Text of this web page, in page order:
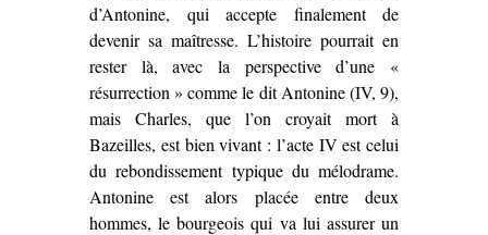
d’Antonine, qui accepte finalement de
devenir sa maîtresse. L’histoire pourrait en
rester là, avec la perspective d’une «
résurrection » comme le dit Antonine (IV, 9),
mais Charles, que l’on croyait mort à
Bazeilles, est bien vivant : l’acte IV est celui
du rebondissement typique du mélodrame.
Antonine est alors placée entre deux
hommes, le bourgeois qui va lui assurer un